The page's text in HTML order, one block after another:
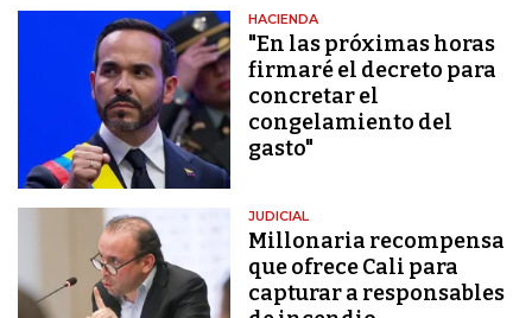
HACIENDA
"En las próximas horas
firmaré el decreto para
concretar el
congelamiento del
gasto"
JUDICIAL
Millonaria recompensa
que ofrece Cali para
capturar a responsables